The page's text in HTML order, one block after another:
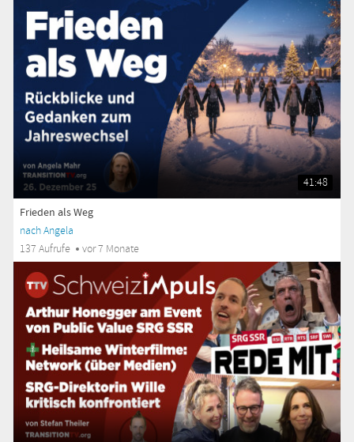
41:48
Frieden als Weg
nach Angela
137 Aufrufe
vor 7 Monate